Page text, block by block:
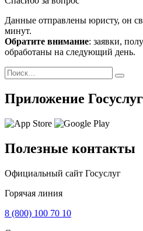
Данные отправлены юристу, он
минут.
Обратите внимание: заявки,
обработаны на следующий день.
Поиск
Найти
Приложение
Полезные контакты
Официальный сайт Госуслуг
Горячая линия
8 (800) 100 70 10